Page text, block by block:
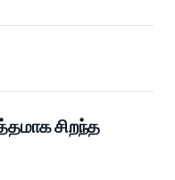
சிறந்த